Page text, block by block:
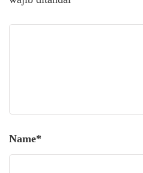
Name*